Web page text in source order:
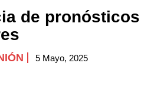
de pronósticos
5 Mayo, 2025